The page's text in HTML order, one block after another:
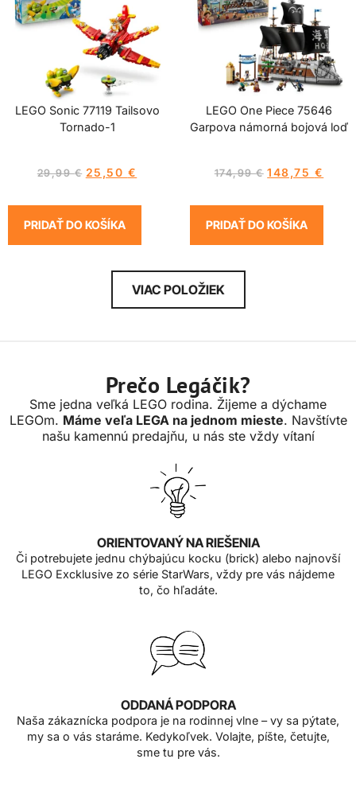
LEGO Sonic 77119 Tailsovo
Tornado-1
29,99€ 25,50 €
PRIDAŤ DO KOŠÍKA
LEGO One Piece 75646
Garpova námorná bojová loď
174,99€ 148,75 €
PRIDAŤ DO KOŠÍKA
VIAC POLOŽIEK
Prečo Legáčik?
Sme jedna veľká LEGO rodina. Žijeme a dýchame
LEGOm. Máme veľa LEGA na jednom mieste. Navštívte
našu kamennú predajňu, u nás ste vždy vítaní
ORIENTOVANÝ NA RIEŠENIA
Či potrebujete jednu chýbajúcu kocku (brick) alebo najnovší
LEGO Excklusive zo série StarWars, vždy pre vás nájdeme
to, čo hľadáte.
ODDANÁ PODPORA
Naša zákaznícka podpora je na rodinnej vlne – vy sa pýtate,
my sa o vás staráme. Kedykoľvek. Volajte, píšte, četujte,
sme tu pre vás.